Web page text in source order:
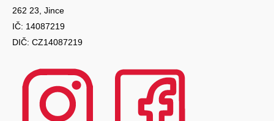
262 23, Jince
IČ: 14087219
DIČ: CZ14087219